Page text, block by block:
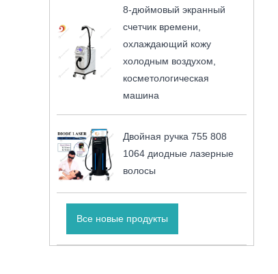
8-дюймовый экранный
счетчик времени,
охлаждающий кожу
холодным воздухом,
косметологическая
машина
Двойная ручка 755 808
1064 диодные лазерные
волосы
Все новые продукты